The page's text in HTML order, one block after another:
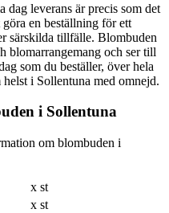
dag leverans är precis som det
en beställning för ett
tillfälle. Blombuden
blomarrangemang och ser till
som du beställer, över hela
i Sollentuna med omnejd.
i Sollentuna
om blombuden i
x st
x st